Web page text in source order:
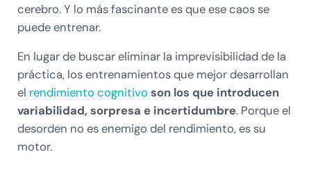
cerebro. Y lo más fascinante es que ese caos se
puede entrenar.
En lugar de buscar eliminar la imprevisibilidad de la
práctica, los entrenamientos que mejor desarrollan
el rendimiento cognitivo son los que introducen
variabilidad, sorpresa e incertidumbre. Porque el
desorden no es enemigo del rendimiento, es su
motor.